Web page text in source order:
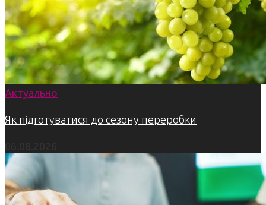
Актуально
Як підготуватися до сезону переробки